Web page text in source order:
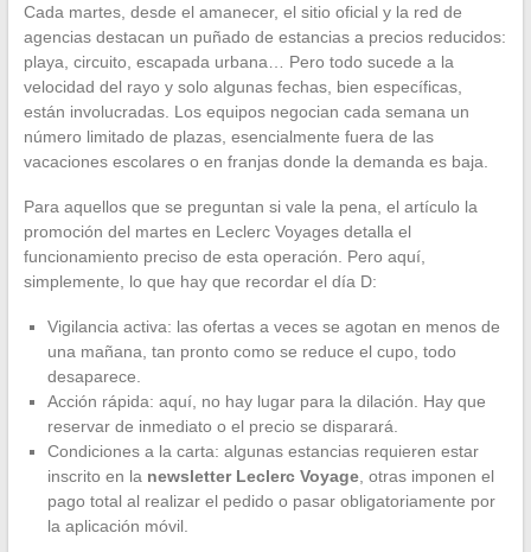
Cada martes, desde el amanecer, el sitio oficial y la red de
agencias destacan un puñado de estancias a precios reducidos:
playa, circuito, escapada urbana… Pero todo sucede a la
velocidad del rayo y solo algunas fechas, bien específicas,
están involucradas. Los equipos negocian cada semana un
número limitado de plazas, esencialmente fuera de las
vacaciones escolares o en franjas donde la demanda es baja.
Para aquellos que se preguntan si vale la pena, el artículo la
promoción del martes en Leclerc Voyages detalla el
funcionamiento preciso de esta operación. Pero aquí,
simplemente, lo que hay que recordar el día D:
Vigilancia activa: las ofertas a veces se agotan en menos de
una mañana, tan pronto como se reduce el cupo, todo
desaparece.
Acción rápida: aquí, no hay lugar para la dilación. Hay que
reservar de inmediato o el precio se disparará.
Condiciones a la carta: algunas estancias requieren estar
inscrito en la newsletter Leclerc Voyage, otras imponen el
pago total al realizar el pedido o pasar obligatoriamente por
la aplicación móvil.